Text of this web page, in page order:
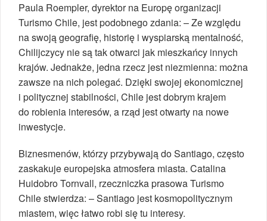
Paula Roempler, dyrektor na Europę organizacji
Turismo Chile, jest podobnego zdania: – Ze względu
na swoją geografię, historię i wyspiarską mentalność,
Chilijczycy nie są tak otwarci jak mieszkańcy innych
krajów. Jednakże, jedna rzecz jest niezmienna: można
zawsze na nich polegać. Dzięki swojej ekonomicznej
i politycznej stabilności, Chile jest dobrym krajem
do robienia interesów, a rząd jest otwarty na nowe
inwestycje.
Biznesmenów, którzy przybywają do Santiago, często
zaskakuje europejska atmosfera miasta. Catalina
Huidobro Tornvall, rzeczniczka prasowa Turismo
Chile stwierdza: – Santiago jest kosmopolitycznym
miastem, więc łatwo robi się tu interesy.